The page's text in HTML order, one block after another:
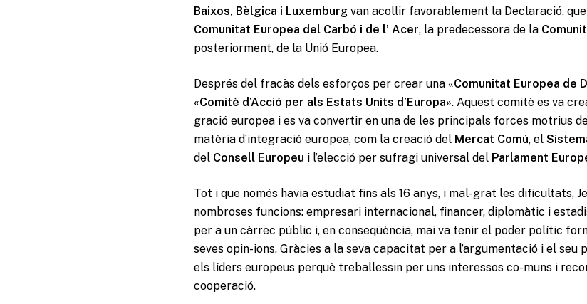
Baixos, Bèlgica i Luxemburg van acollir favorablement la Declaració,
Comunitat Europea del Carbó i de l’ Acer, la predecessora de la
posteriorment, de la Unió Europea.
Després del fracàs dels esforços per crear una «Comunitat Europea de
«Comitè d’Acció per als Estats Units d’Europa». Aquest comitè es va
gració europea i es va convertir en una de les principals forces motrius
matèria d’integració europea, com la creació del Mercat Comú, el
del Consell Europeu i l’elecció per sufragi universal del Parlament
Tot i que només havia estudiat fins als 16 anys, i mal-grat les dificultats,
nombroses funcions: empresari internacional, financer, diplomàtic i
per a un càrrec públic i, en conseqüència, mai va tenir el poder polític
seves opin-ions. Gràcies a la seva capacitat per a l’argumentació i el seu
els líders europeus perquè treballessin per uns interessos co-muns i
cooperació.